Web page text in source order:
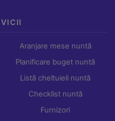
Aranjare mese nuntă
Planificare buget nuntă
Listă cheltuieli nuntă
Checklist nuntă
Furnizori